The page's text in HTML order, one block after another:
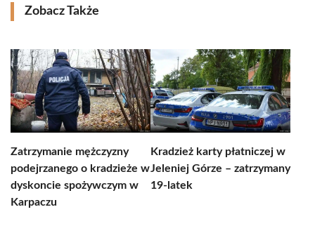
Zobacz Także
Zatrzymanie mężczyzny
podejrzanego o kradzieże w
dyskoncie spożywczym w
Karpaczu
Kradzież karty płatniczej w
Jeleniej Górze – zatrzymany
19-latek